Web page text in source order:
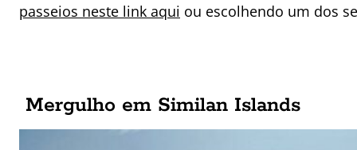
passeios neste link aqui ou escolhendo um dos
Mergulho em Similan Islands